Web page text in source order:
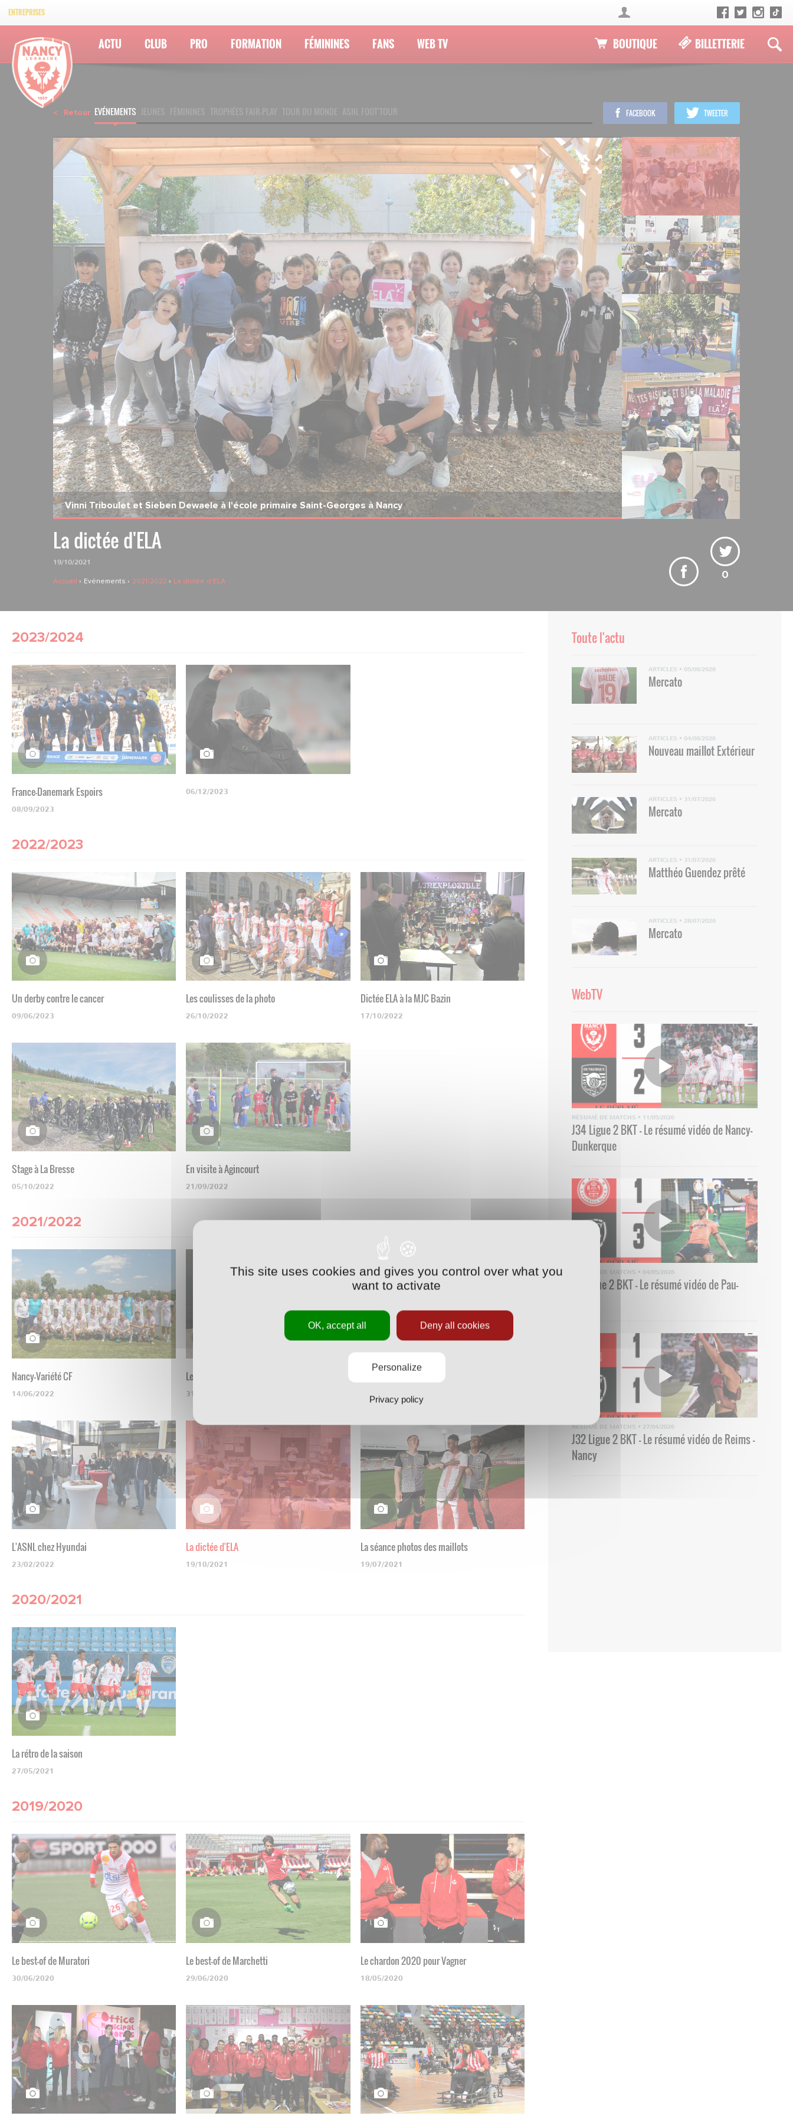
ENTREPRISES
ACTU CLUB PRO FORMATION FÉMININES FANS WEB TV BOUTIQUE BILLETTERIE
Retour EVÉNEMENTS FACEBOOK TWEETER
Vinni Triboulet et Sieben Dewaele à l'école primaire Saint-Georges à Nancy
2 10
La dictée d'ELA
19/10/2021
Accueil Evénements 2021/2022 La dictée d'ELA
0
2023/2024
France-Danemark Espoirs
08/09/2023
06/12/2023
2022/2023
Un derby contre le cancer
09/06/2023
Les coulisses de la photo
26/10/2022
Dictée ELA à la MJC Bazin
17/10/2022
Stage à La Bresse
05/10/2022
En visite à Agincourt
21/09/2022
2021/2022
Nancy-Variété CF
14/06/2022
Les U19 visitent la base d'Ochey
31/05/2022
Les U19 contre l'Armée de l'Air
30/05/2022
L'ASNL chez Hyundai
23/02/2022
La dictée d'ELA
19/10/2021
La séance photos des maillots
19/07/2021
2020/2021
La rétro de la saison
27/05/2021
2019/2020
Le best-of de Muratori
30/06/2020
Le best-of de Marchetti
29/06/2020
Le chardon 2020 pour Vagner
18/05/2020
Toute l'actu
ARTICLES • 05/08/2026
Mercato
ARTICLES • 04/08/2026
Nouveau maillot Extérieur
ARTICLES • 31/07/2026
Mercato
ARTICLES • 31/07/2026
Matthéo Guendez prêté
ARTICLES • 28/07/2026
Mercato
WebTV
RÉSUMÉ DE MATCHS • 11/05/2026
J34 Ligue 2 BKT - Le résumé vidéo de Nancy-
Dunkerque
RÉSUMÉ DE MATCHS • 04/05/2026
33 Ligue 2 BKT - Le résumé vidéo de Pau-
RÉSUMÉ DE MATCHS • 27/04/2026
J32 Ligue 2 BKT - Le résumé vidéo de Reims -
Nancy
This site uses cookies and gives you control over what you
want to activate
OK, accept all Deny all cookies
Personalize
Privacy policy